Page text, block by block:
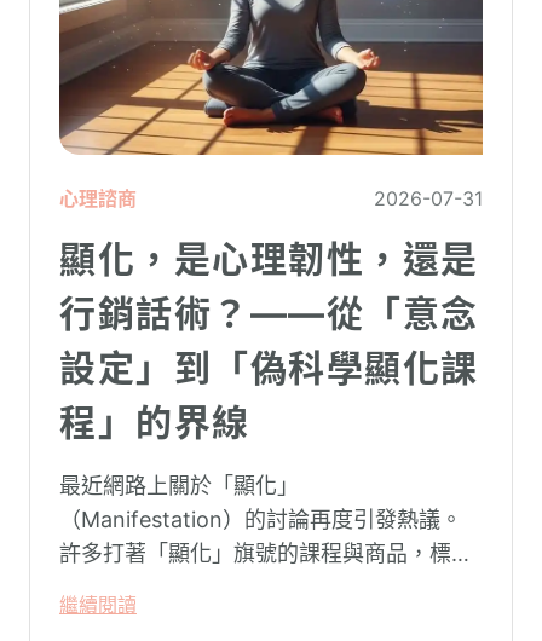
心理諮商 2026-07-31
顯化，是心理韌性，還是
行銷話術？——從「意念
設定」到「偽科學顯化課
程」的界線
最近網路上關於「顯化」
（Manifestation）的討論再度引發熱議。
許多打著「顯化」旗號的課程與商品，標榜
能吸引財富、關係與健康。這類論述聽起來
繼續閱讀